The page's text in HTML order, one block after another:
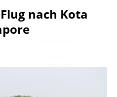
nach Kota